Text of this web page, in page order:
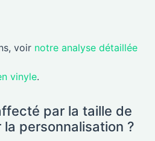
voir notre analyse détaillée
vinyle.
par la taille de
personnalisation ?